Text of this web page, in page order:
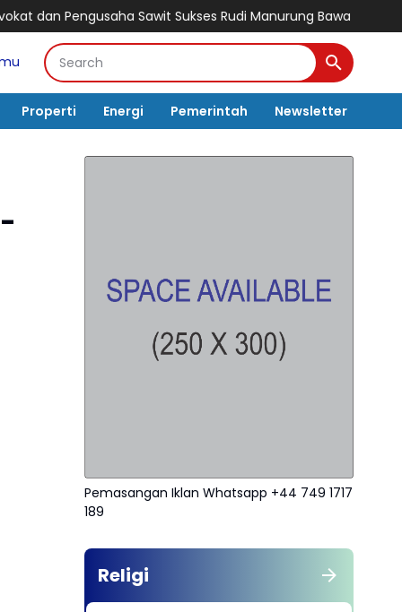
Sukses Rudi Manurung Bawa Manroe FC Raih Gelar Juara,
Properti Energi Pemerintah Newsletter
Pemasangan Iklan Whatsapp +44 749 1717
189
Religi